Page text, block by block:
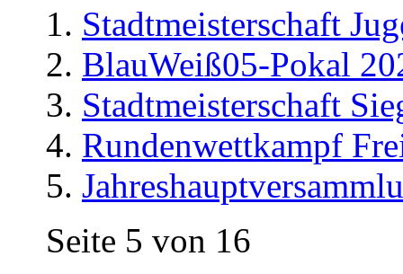
Stadtmeisterschaft
BlauWeiß05-Pokal
Stadtmeisterschaft
Rundenwettkampf
Seite 5 von 16